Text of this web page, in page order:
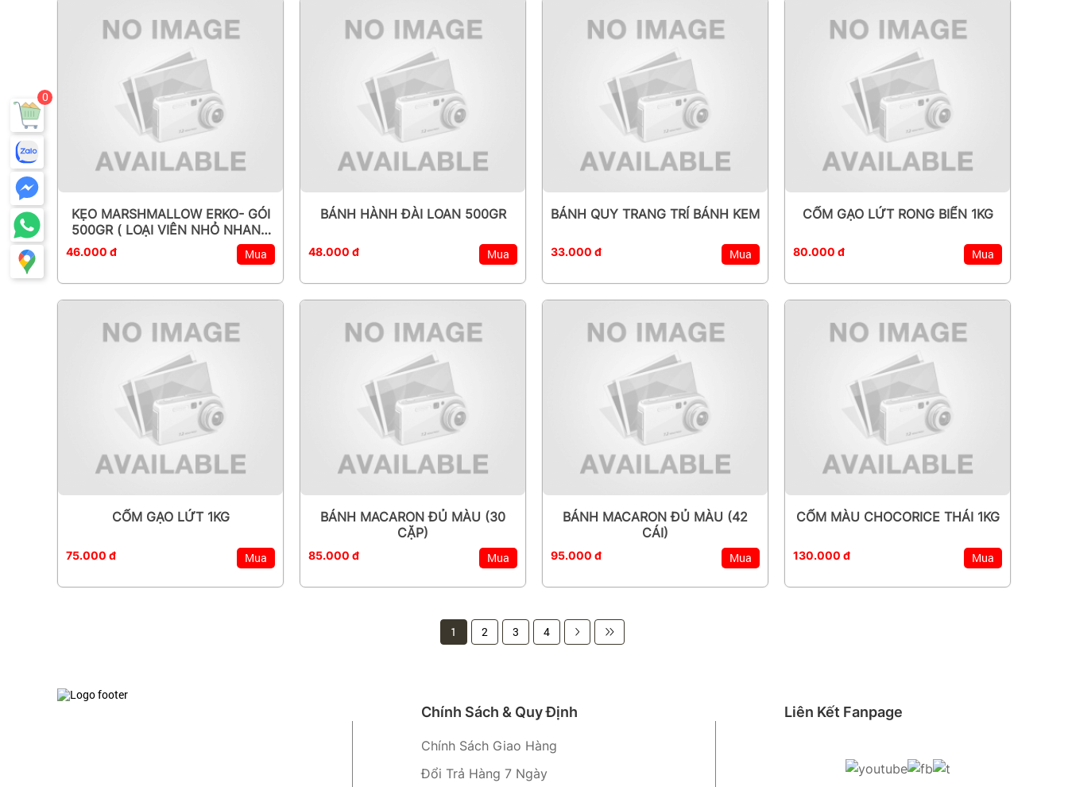
KẸO MARSHMALLOW ERKO- GÓI
500GR ( LOẠI VIÊN NHỎ NHANH
46.000 đ Mua
BÁNH HÀNH ĐÀI LOAN 500GR
48.000 đ Mua
BÁNH QUY TRANG TRÍ BÁNH KEM
33.000 đ Mua
CỐM GẠO LỨT RONG BIỂN 1KG
80.000 đ Mua
CỐM GẠO LỨT 1KG
75.000 đ Mua
BÁNH MACARON ĐỦ MÀU (30
CẶP)
85.000 đ Mua
BÁNH MACARON ĐỦ MÀU (42
CÁI)
95.000 đ Mua
CỐM MÀU CHOCORICE THÁI 1KG
130.000 đ Mua
1 2 3 4
Chính Sách & Quy Định
Chính Sách Giao Hàng
Đổi Trả Hàng 7 Ngày
Liên Kết Fanpage
0